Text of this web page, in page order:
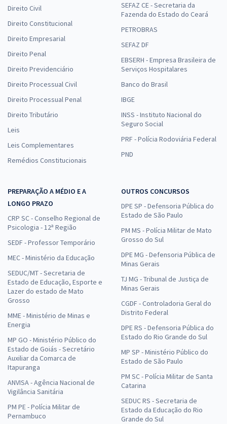
Direito Civil
Direito Constitucional
Direito Empresarial
Direito Penal
Direito Previdenciário
Direito Processual Civil
Direito Processual Penal
Direito Tributário
Leis
Leis Complementares
Remédios Constitucionais
SEFAZ CE - Secretaria da
Fazenda do Estado do Ceará
PETROBRAS
SEFAZ DF
EBSERH - Empresa Brasileira de
Serviços Hospitalares
Banco do Brasil
IBGE
INSS - Instituto Nacional do
Seguro Social
PRF - Polícia Rodoviária Federal
PND
PREPARAÇÃO A MÉDIO E A
LONGO PRAZO
CRP SC - Conselho Regional de
Psicologia - 12ª Região
SEDF - Professor Temporário
MEC - Ministério da Educação
SEDUC/MT - Secretaria de
Estado de Educação, Esporte e
Lazer do estado de Mato
Grosso
MME - Ministério de Minas e
Energia
MP GO - Ministério Público do
Estado de Goiás - Secretário
Auxiliar da Comarca de
Itapuranga
ANVISA - Agência Nacional de
Vigilância Sanitária
PM PE - Polícia Militar de
Pernambuco
OUTROS CONCURSOS
DPE SP - Defensoria Pública do
Estado de São Paulo
PM MS - Polícia Militar de Mato
Grosso do Sul
DPE MG - Defensoria Pública de
Minas Gerais
TJ MG - Tribunal de Justiça de
Minas Gerais
CGDF - Controladoria Geral do
Distrito Federal
DPE RS - Defensoria Pública do
Estado do Rio Grande do Sul
MP SP - Ministério Público do
Estado de São Paulo
PM SC - Polícia Militar de Santa
Catarina
SEDUC RS - Secretaria de
Estado da Educação do Rio
Grande do Sul